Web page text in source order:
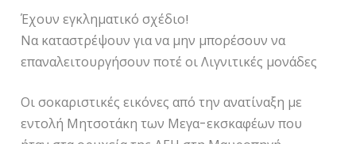
Έχουν εγκληματικό σχέδιο!
Να καταστρέψουν για να μην μπορέσουν να
επαναλειτουργήσουν ποτέ οι Λιγνιτικές μονάδες
Οι σοκαριστικές εικόνες από την ανατίναξη με
εντολή Μητσοτάκη των Μεγα-εκσκαφέων που